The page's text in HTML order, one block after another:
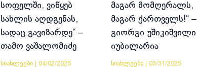
სოფელში, ვიწყებ
სახლის აღდგენას,
სადაც გავიზარდე“ –
თამო ვაშალომიძე
სიახლეები 04/02/2025
მაგარ მომღერალს,
მაგარ ქართველს!“ –
გიორგი უშიკიშვილი
იუბილარია
სიახლეები |03/31/2025